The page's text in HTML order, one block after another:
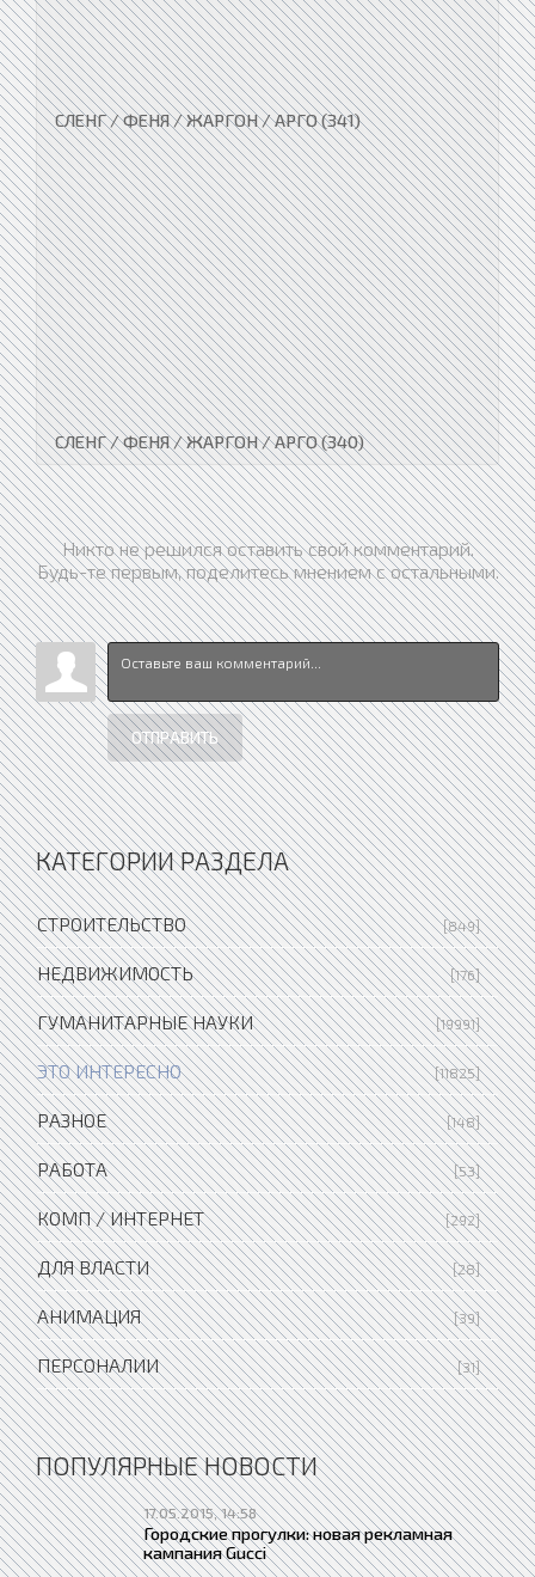
СЛЕНГ / ФЕНЯ / ЖАРГОН / АРГО (341)
СЛЕНГ / ФЕНЯ / ЖАРГОН / АРГО (340)
Никто не решился оставить свой комментарий.
Будь-те первым, поделитесь мнением с остальными.
ОТПРАВИТЬ
КАТЕГОРИИ РАЗДЕЛА
СТРОИТЕЛЬСТВО [849]
НЕДВИЖИМОСТЬ [176]
ГУМАНИТАРНЫЕ НАУКИ [19991]
ЭТО ИНТЕРЕСНО [11825]
РАЗНОЕ [148]
РАБОТА [53]
КОМП / ИНТЕРНЕТ [292]
ДЛЯ ВЛАСТИ [28]
АНИМАЦИЯ [39]
ПЕРСОНАЛИИ [31]
ПОПУЛЯРНЫЕ НОВОСТИ
17.05.2015, 14:58
Городские прогулки: новая рекламная
кампания Gucci